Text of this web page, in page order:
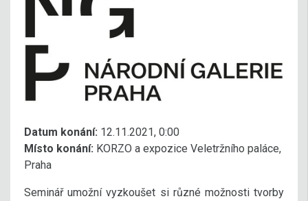
Datum konání: 12.11.2021, 0:00
Místo konání: KORZO a expozice Veletržního paláce,
Praha
Seminář umožní vyzkoušet si různé možnosti tvorby